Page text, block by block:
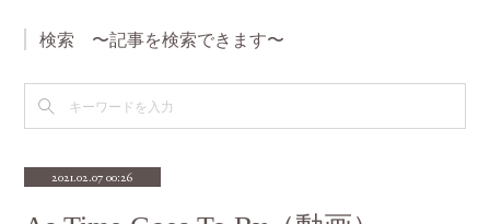
検索 〜記事を検索できます〜
2021.02.07 00:26